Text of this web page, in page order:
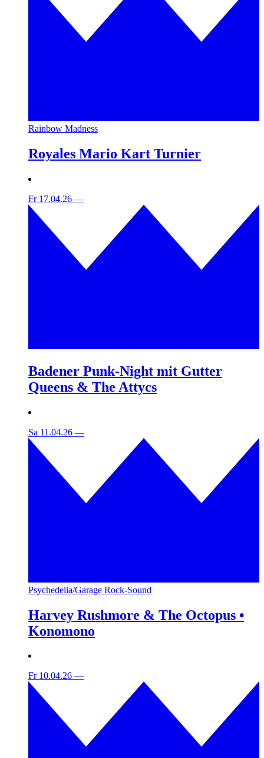
Rainbow Madness
Royales Mario Kart Turnier
Fr 17.04.26 —
Badener Punk-Night mit Gutter
Queens & The Attycs
Sa 11.04.26 —
Psychedelia/Garage Rock-Sound
Harvey Rushmore & The Octopus •
Konomono
Fr 10.04.26 —